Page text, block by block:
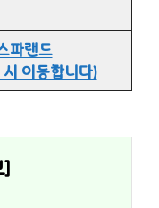
파랜드
이동합니다)
]